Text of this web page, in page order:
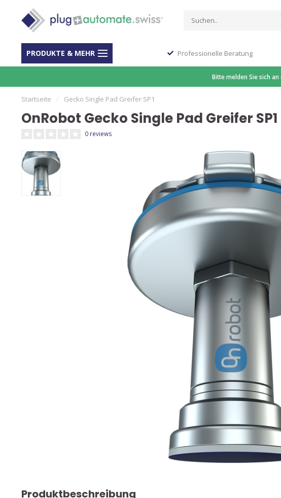
PRODUKTE & MEHR
Shop für Automation Professionelle Beratung
Bitte melden Sie sich
Startseite / Gecko Single Pad Greifer SP1
OnRobot Gecko Single Pad Greifer SP1
0 reviews
Produktbeschreibung